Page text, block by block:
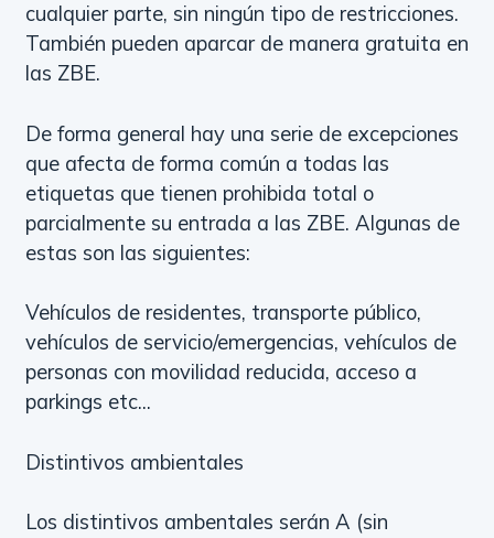
cualquier parte, sin ningún tipo de restricciones.
También pueden aparcar de manera gratuita en
las ZBE.
De forma general hay una serie de excepciones
que afecta de forma común a todas las
etiquetas que tienen prohibida total o
parcialmente su entrada a las ZBE. Algunas de
estas son las siguientes:
Vehículos de residentes, transporte público,
vehículos de servicio/emergencias, vehículos de
personas con movilidad reducida, acceso a
parkings etc...
Distintivos ambientales
Los distintivos ambentales serán A (sin